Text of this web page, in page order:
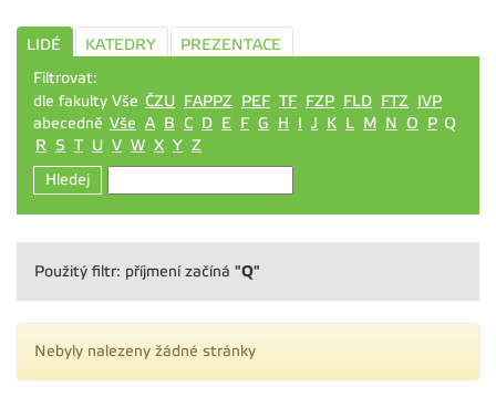
LIDÉ KATEDRY
PREZENTACE
Filtrovat:
dle fakulty Vše ČZU FAPPZ PEF TF FZP FLD FTZ IVP
abecedně Vše A B C D E F G H I J K L M N O P Q
R S T U V W X Y Z
Hledej
Použitý filtr: příjmení začíná "Q"
Nebyly nalezeny žádné stránky